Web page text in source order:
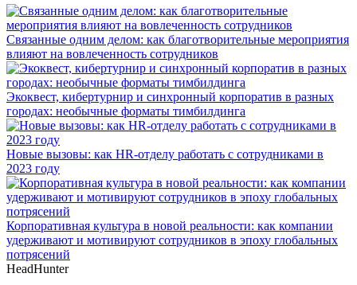
Связанные одним делом: как благотворительные мероприятия
влияют на вовлеченность сотрудников
Экоквест, кибертурнир и синхронный корпоратив в разных
городах: необычные форматы тимбилдинга
Новые вызовы: как HR-отделу работать с сотрудниками в
2023 году
Корпоративная культура в новой реальности: как компании
удерживают и мотивируют сотрудников в эпоху глобальных
потрясений
HeadHunter